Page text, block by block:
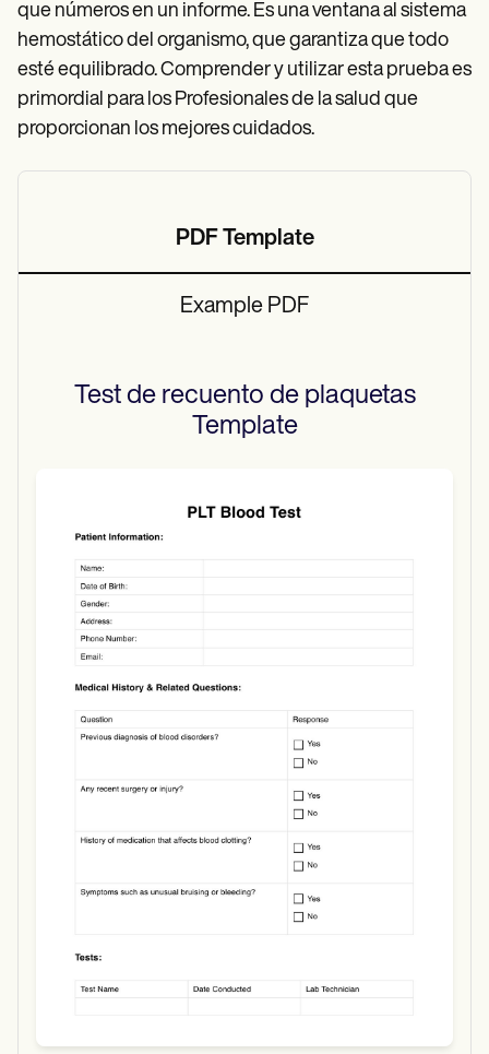
que números en un informe. Es una ventana al sistema
hemostático del organismo, que garantiza que todo
esté equilibrado. Comprender y utilizar esta prueba es
primordial para los Profesionales de la salud que
proporcionan los mejores cuidados.
PDF Template
Example PDF
Test de recuento de plaquetas
Template
Use Template